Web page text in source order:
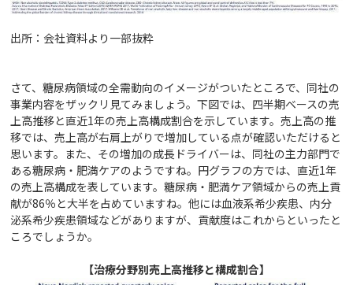
出所：会社資料より一部抜粋
さて、糖尿病領域の全需動向のイメージがついたところで、同社の
事業内容をザックリ見てみましょう。下図では、四半期ベースの売
上高推移と直近1年の売上高構成割合を示しています。売上高の推
移では、売上高が右肩上がりで増加している点が確認いただけると
思います。また、その増加の成長ドライバーは、同社の主力部門で
ある糖尿病・肥満ケアのようですね。円グラフの方では、直近1年
の売上高構成を表しています。糖尿病・肥満ケア領域からの売上貢
献が86％と大半を占めていますね。他には血液系希少疾患、内分
泌系希少疾患領域などがありますが、貢献度はこれからといったと
ころでしょうか。
【治療分野別売上高推移と構成割合】